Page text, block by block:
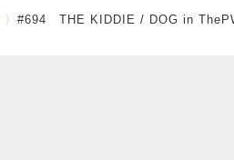
〉 #694 THE KIDDIE / DOG in